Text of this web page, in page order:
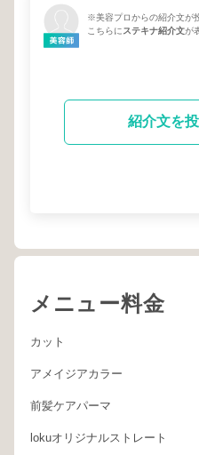
※美容プロからの紹介文が
こちらにステキナ紹介文が
紹介文を
メニュー料金
カット
アメイジアカラー
前髪ケアパーマ
lokuオリジナルストレート